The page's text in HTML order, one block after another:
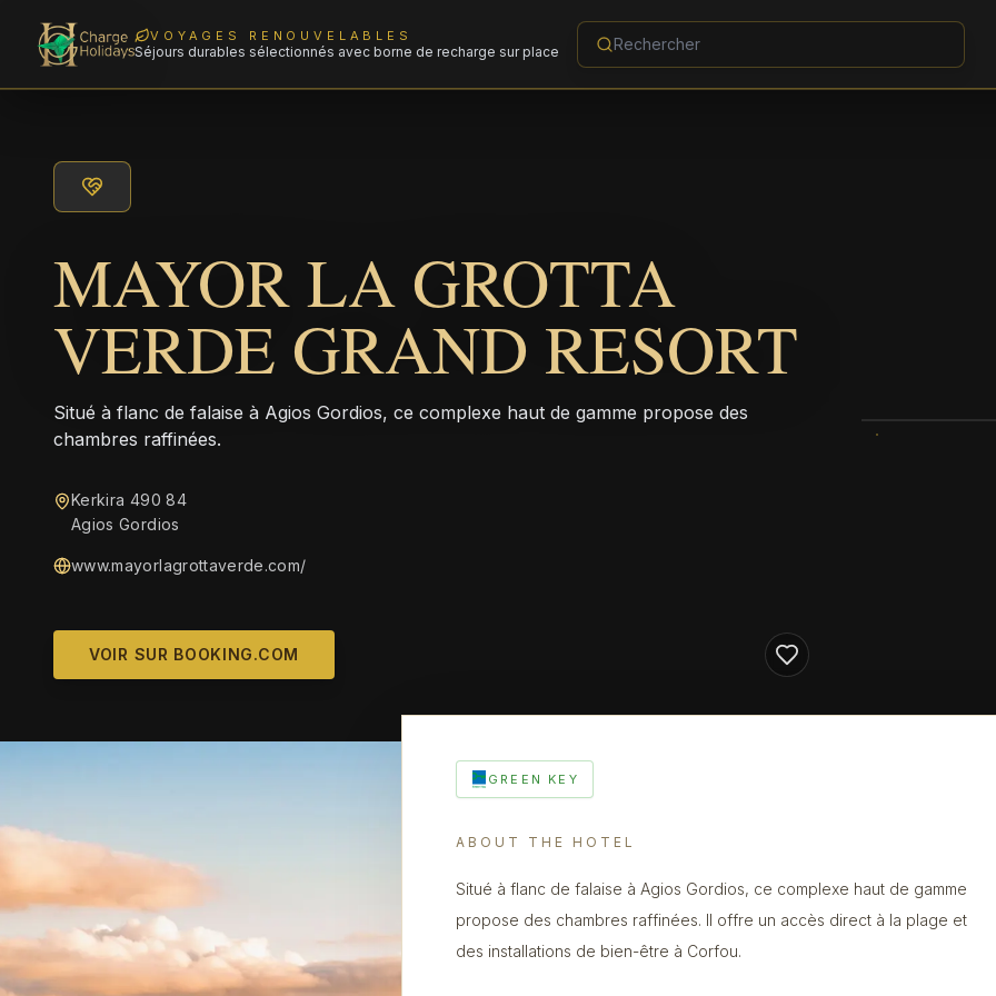
VOYAGES RENOUVELABLES
Séjours durables sélectionnés avec borne de recharge sur place
MAYOR LA GROTTA
VERDE GRAND RESORT
Situé à flanc de falaise à Agios Gordios, ce complexe haut de gamme propose des
chambres raffinées.
Kerkira 490 84
Agios Gordios
www.mayorlagrottaverde.com/
VOIR SUR BOOKING.COM
GREEN KEY
ABOUT THE HOTEL
Situé à flanc de falaise à Agios Gordios, ce complexe haut de gamme
propose des chambres raffinées. Il offre un accès direct à la plage et
des installations de bien-être à Corfou.